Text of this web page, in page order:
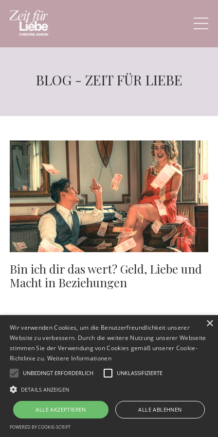
BLOG - ZEIT FÜR LIEBE
Bin ich dir das wert? Geld, Liebe und
Macht in Beziehungen
Impressum Datenschutz AGB
Widerrufsbelehrung
© 2026 Christine Janson - Intimitätscoaching für Beziehung, Sinnlichkeit und
persönliche Entwicklung
Wir verwenden Cookies, um die Benutzerfreundlichkeit unserer
Website zu verbessern. Durch die weitere Nutzung unserer Webseite
stimmen Sie der Verwendung von Cookies gemäß unserer Cookie-
Richtlinie zu. Weitere Informationen
UNBEDINGT ERFORDERLICH UNKLASSIFIZIERTE
DETAILS ANZEIGEN
ALLE AKZEPTIEREN ALLE ABLEHNEN
POWERED BY COOKIE-SCRIPT
×